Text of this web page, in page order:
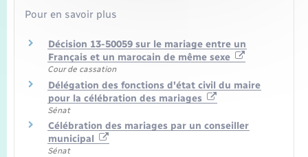
Pour en savoir plus
Décision 13-50059 sur le mariage entre un
Français et un marocain de même sexe
Cour de cassation
Délégation des fonctions d'état civil du maire
pour la célébration des mariages
Sénat
Célébration des mariages par un conseiller
municipal
Sénat